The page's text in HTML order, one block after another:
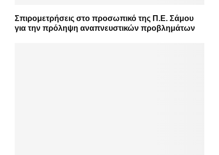
Σπιρομετρήσεις στο προσωπικό της Π.Ε. Σάμου
για την πρόληψη αναπνευστικών προβλημάτων